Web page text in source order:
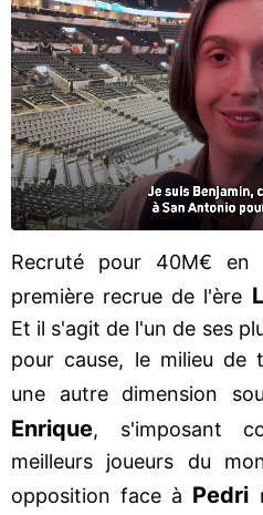
Recruté pour 40M€ en
première recrue de l'ère
Et il s'agit de l'un de ses
pour cause, le milieu de
une autre dimension
Enrique, s'imposant
meilleurs joueurs du
opposition face à Pedri